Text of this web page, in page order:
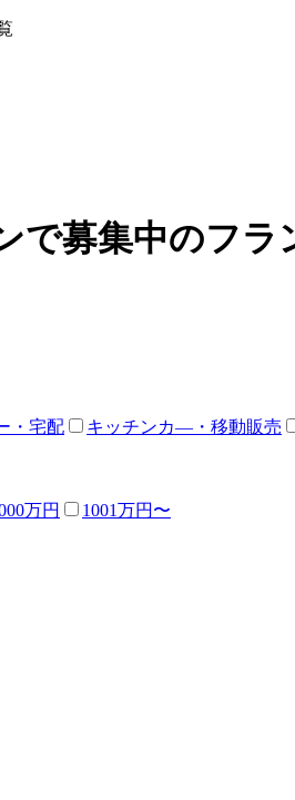
で募集中のフ
・宅配 キッチンカ―・移動販売
万円 1001万円〜